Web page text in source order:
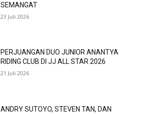
SEMANGAT
23 Juli 2026
PERJUANGAN DUO JUNIOR ANANTYA
RIDING CLUB DI JJ ALL STAR 2026
21 Juli 2026
ANDRY SUTOYO, STEVEN TAN, DAN